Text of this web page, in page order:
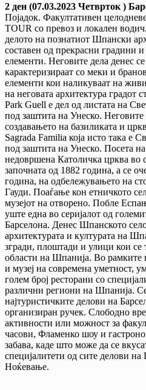
2 ден (07.03.2023 Четврток )
Појадок. Факултативен
TOUR со превоз и локален
делото на познатиот Шпански
составен од прекрасни градини
елементи. Неговите дела денес
карактеризираат со меки и
елементи кои наликуваат на
на неговата архитектура градот
Park Guell е дел од листата на
под заштита на Унеско.
создавањето на базиликата и
Sagrada Familia која исто така е
под заштита на Унеско. Посета
недовршена Католичка црква во
започната од 1882 година, а се
година, на одбележувањето на
Гауди. Поаѓање кон етничкото
музејот на отворено. Пoблe
уште една во серијалот од
Барселона. Денес Шпанското
архитектурата и културата на
згради, плоштади и улици кои се
области на Шпанија. Во рамките
и музеј на современа уметност,
голем број ресторани со
различни региони на Шпанија.
најтуристичките делови на
организиран ручек. Слободно
активности или можност за
часови, Фламенко шоу и
забава, каде што може да се
специјалитети од сите делови
Ноќевање.